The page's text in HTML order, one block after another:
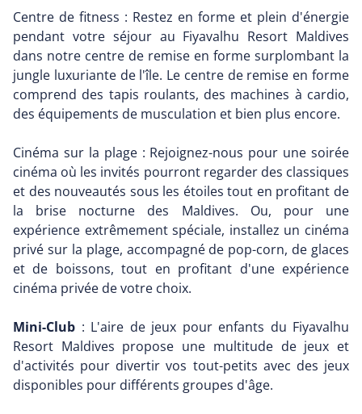
Centre de fitness : Restez en forme et plein d'énergie
pendant votre séjour au Fiyavalhu Resort Maldives
dans notre centre de remise en forme surplombant la
jungle luxuriante de l'île. Le centre de remise en forme
comprend des tapis roulants, des machines à cardio,
des équipements de musculation et bien plus encore.
Cinéma sur la plage : Rejoignez-nous pour une soirée
cinéma où les invités pourront regarder des classiques
et des nouveautés sous les étoiles tout en profitant de
la brise nocturne des Maldives. Ou, pour une
expérience extrêmement spéciale, installez un cinéma
privé sur la plage, accompagné de pop-corn, de glaces
et de boissons, tout en profitant d'une expérience
cinéma privée de votre choix.
Mini-Club : L'aire de jeux pour enfants du Fiyavalhu
Resort Maldives propose une multitude de jeux et
d'activités pour divertir vos tout-petits avec des jeux
disponibles pour différents groupes d'âge.